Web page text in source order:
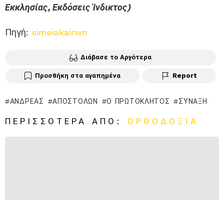
Εκκλησίας, Εκδόσεις Ίνδικτος)
Πηγή: simeiakairwn
Διάβασε το Αργότερα
Προσθήκη στα αγαπημένα Report
ΑΝΔΡΈΑΣ ΑΠΟΣΤΌΛΩΝ Ο ΠΡΩΤΌΚΛΗΤΟΣ ΣΎΝΑΞΉ
ΠΕΡΙΣΣΌΤΕΡΑ ΑΠΌ: ΟΡΘΟΔΟΞΊΑ